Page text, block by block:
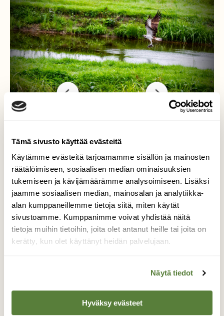
Tämä sivusto käyttää evästeitä
Käytämme evästeitä tarjoamamme sisällön ja mainosten
räätälöimiseen, sosiaalisen median ominaisuuksien
tukemiseen ja kävijämäärämme analysoimiseen. Lisäksi
jaamme sosiaalisen median, mainosalan ja analytiikka-
alan kumppaneillemme tietoja siitä, miten käytät
sivustoamme. Kumppanimme voivat yhdistää näitä
tietoja muihin tietoihin, joita olet antanut heille tai joita on
kerätty, kun olet käyttänyt heidän palvelujaan.
Näytä tiedot
Hyväksy evästeet
Onnistui
Sääksi iskee lammen pintaan kalan toivossa.
Läheskään aina onni ei ole kohdallaan.
Poikaset ovat nyt vetreessä kunnossa
muutolle.
Valokuvaaja: Heikki Heinonen, Pohtiolampi
5.9.2018
TAKAISIN LISTAAN